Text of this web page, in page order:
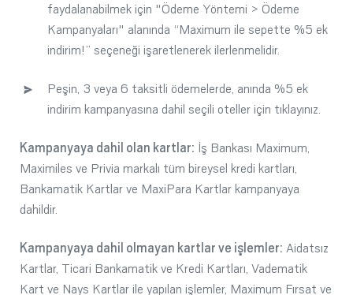
faydalanabilmek için "Ödeme Yöntemi > Ödeme
Kampanyaları" alanında “Maximum ile sepette %5 ek
indirim!” seçeneği işaretlenerek ilerlenmelidir.
Peşin, 3 veya 6 taksitli ödemelerde, anında %5 ek
indirim kampanyasına dahil seçili oteller için tıklayınız.
Kampanyaya dahil olan kartlar: İş Bankası Maximum,
Maximiles ve Privia markalı tüm bireysel kredi kartları,
Bankamatik Kartlar ve MaxiPara Kartlar kampanyaya
dahildir.
Kampanyaya dahil olmayan kartlar ve işlemler: Aidatsız
Kartlar, Ticari Bankamatik ve Kredi Kartları, Vadematik
Kart ve Nays Kartlar ile yapılan işlemler, Maximum Fırsat ve